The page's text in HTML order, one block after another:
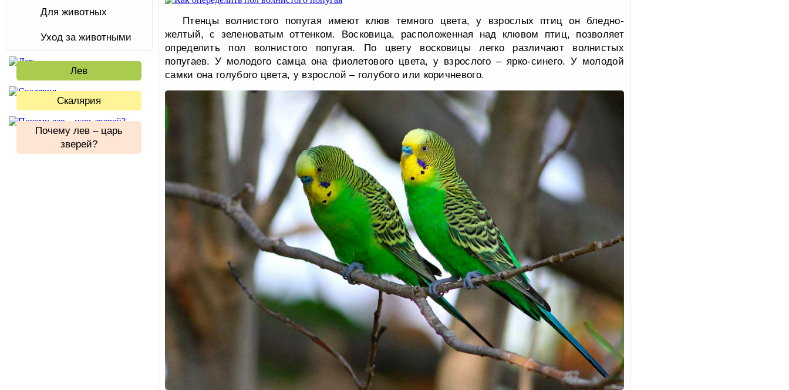
Птенцы волнистого попугая имеют клюв темного цвета, у взрослых птиц он бледно-
желтый, с зеленоватым оттенком. Восковица, расположенная над клювом птиц, позволяет
определить пол волнистого попугая. По цвету восковицы легко различают волнистых
попугаев. У молодого самца она фиолетового цвета, у взрослого – ярко-синего. У молодой
самки она голубого цвета, у взрослой – голубого или коричневого.
Для животных
Уход за животными
Лев
Скалярия
Почему лев – царь
зверей?